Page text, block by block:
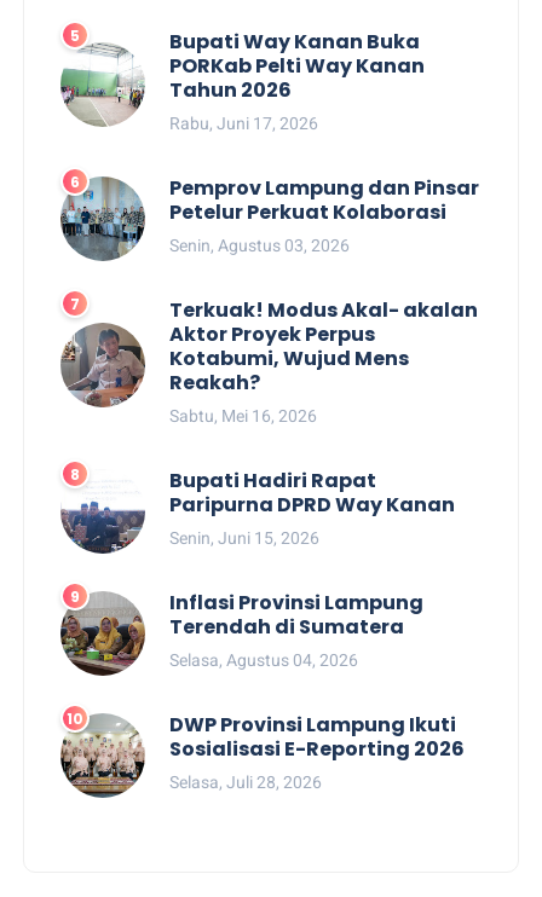
Bupati Way Kanan Buka
PORKab Pelti Way Kanan
Tahun 2026
Rabu, Juni 17, 2026
Pemprov Lampung dan Pinsar
Petelur Perkuat Kolaborasi
Senin, Agustus 03, 2026
Terkuak! Modus Akal- akalan
Aktor Proyek Perpus
Kotabumi, Wujud Mens
Reakah?
Sabtu, Mei 16, 2026
Bupati Hadiri Rapat
Paripurna DPRD Way Kanan
Senin, Juni 15, 2026
Inflasi Provinsi Lampung
Terendah di Sumatera
Selasa, Agustus 04, 2026
DWP Provinsi Lampung Ikuti
Sosialisasi E-Reporting 2026
Selasa, Juli 28, 2026